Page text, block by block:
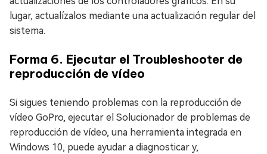
lugar, actualízalos mediante una actualización regular del
sistema.
Forma 6. Ejecutar el Troubleshooter de
reproducción de vídeo
Si sigues teniendo problemas con la reproducción de
vídeo GoPro, ejecutar el Solucionador de problemas de
reproducción de vídeo, una herramienta integrada en
Windows 10, puede ayudar a diagnosticar y,